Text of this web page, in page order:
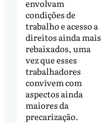
envolvam
condições de
trabalho e acesso a
direitos ainda mais
rebaixados, uma
vez que esses
trabalhadores
convivem com
aspectos ainda
maiores da
precarização.